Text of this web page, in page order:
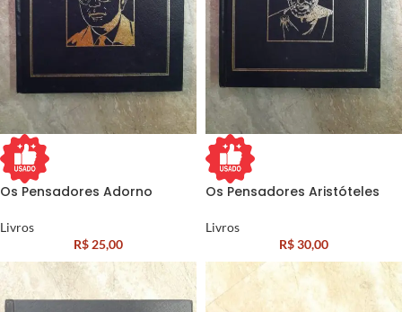
Os Pensadores Adorno
Livros
R$25,00
Os Pensadores Aristóteles
Livros
R$30,00